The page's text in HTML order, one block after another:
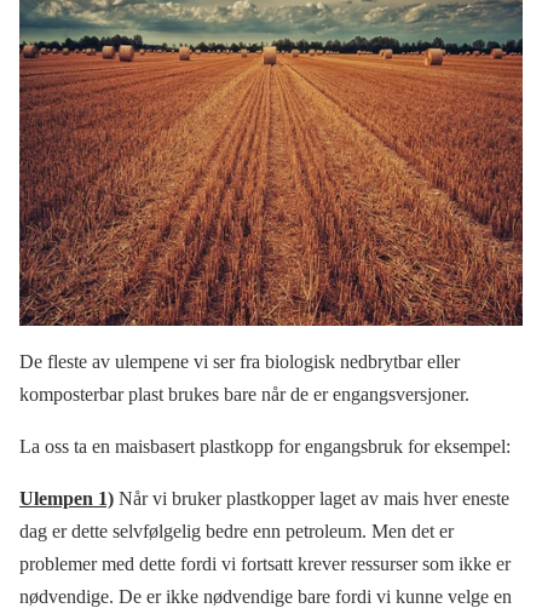
De fleste av ulempene vi ser fra biologisk nedbrytbar eller
komposterbar plast brukes bare når de er engangsversjoner.
La oss ta en maisbasert plastkopp for engangsbruk for eksempel:
Ulempen 1) Når vi bruker plastkopper laget av mais hver eneste
dag er dette selvfølgelig bedre enn petroleum. Men det er
problemer med dette fordi vi fortsatt krever ressurser som ikke er
nødvendige. De er ikke nødvendige bare fordi vi kunne velge en